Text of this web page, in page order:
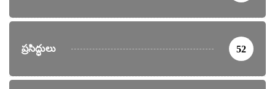
ప్రసిద్ధులు 52